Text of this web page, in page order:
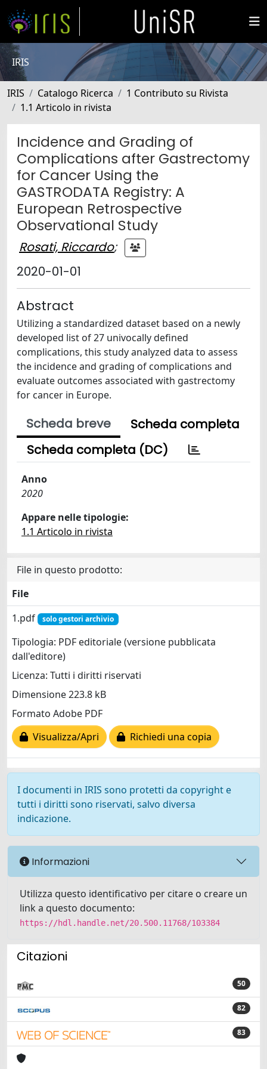
IRIS
IRIS Catalogo Ricerca
1 Contributo su Rivista
1.1 Articolo in rivista
Incidence and Grading of
Complications after Gastrectomy
for Cancer Using the
GASTRODATA Registry: A
European Retrospective
Observational Study
Rosati, Riccardo;
2020-01-01
Abstract
Utilizing a standardized dataset based on a newly
developed list of 27 univocally defined
complications, this study analyzed data to assess
the incidence and grading of complications and
evaluate outcomes associated with gastrectomy
for cancer in Europe.
Scheda breve
Scheda completa
Scheda completa (DC)
Anno
2020
Appare nelle tipologie:
1.1 Articolo in rivista
File in questo prodotto:
File
1.pdf
solo gestori archivio
Tipologia: PDF editoriale (versione pubblicata
dall'editore)
Licenza: Tutti i diritti riservati
Dimensione 223.8 kB
Formato Adobe PDF
Visualizza/Apri
Richiedi una copia
I documenti in IRIS sono protetti da copyright e
tutti i diritti sono riservati, salvo diversa
indicazione.
Informazioni
Utilizza questo identificativo per citare o creare un
link a questo documento:
https://hdl.handle.net/20.500.11768/103384
Citazioni
50
82
83